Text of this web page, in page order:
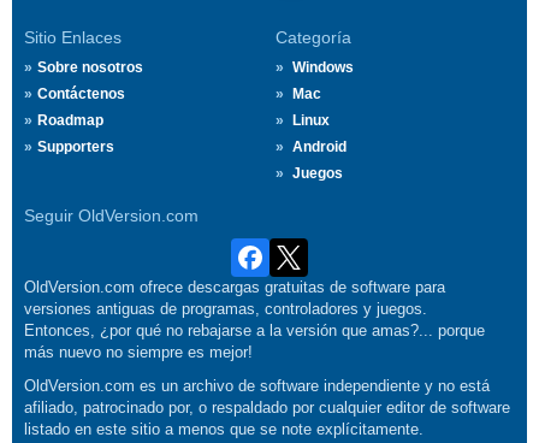
Sitio Enlaces
Sobre nosotros
Contáctenos
Roadmap
Supporters
Categoría
Windows
Mac
Linux
Android
Juegos
Seguir OldVersion.com
OldVersion.com ofrece descargas gratuitas de software para
versiones antiguas de programas, controladores y juegos.
Entonces, ¿por qué no rebajarse a la versión que amas?... porque
más nuevo no siempre es mejor!
OldVersion.com es un archivo de software independiente y no está
afiliado, patrocinado por, o respaldado por cualquier editor de software
listado en este sitio a menos que se note explícitamente.